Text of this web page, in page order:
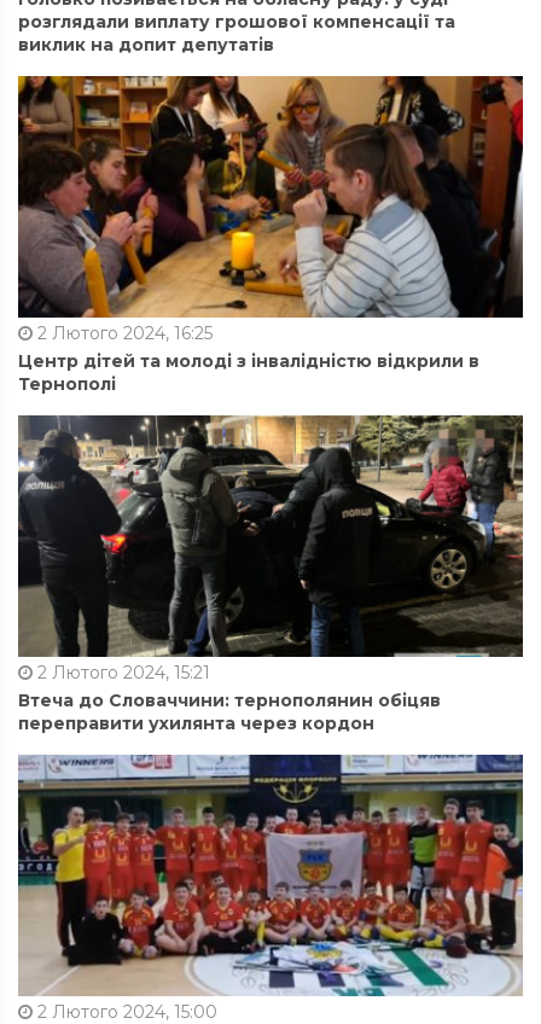
розглядали виплату грошової компенсації та
виклик на допит депутатів
2 Лютого 2024, 16:25
Центр дітей та молоді з інвалідністю відкрили в
Тернополі
2 Лютого 2024, 15:21
Втеча до Словаччини: тернополянин обіцяв
переправити ухилянта через кордон
2 Лютого 2024, 15:00